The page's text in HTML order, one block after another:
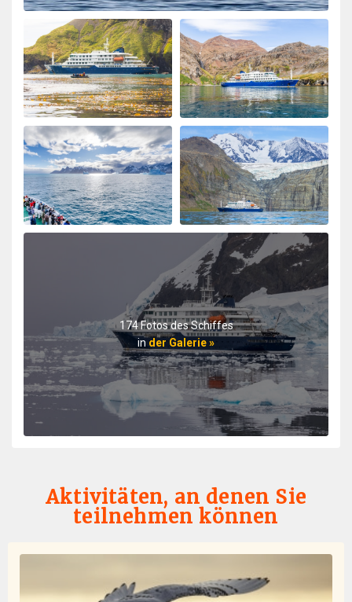
My Second Oceanwide Expedition!
durch John Zingrich Die Arktis
My August 2025 Arctic adventure was my second trip
with Oceanwide Expeditions. The first was aboard the
Plancius, this trip aboard the Hondius. It was no
surprise that this trip far exceeded all expectations for
comfort, delicious meals, and exciting adventures
ashore. The top notch expedition staff is knowledgable
and professional citing detailed information about
wildlife, terrain, and other aspects of the environment.
Daily lectures were informative and captivating.
Additionally, interactions with all other crew, dining,
and staff members were friendly and professional
delivering a first class experience. All are true
professionals. When the voyage ended, disembarking
the ship included lots of hugs and a few tears amongst
staff and passengers. It was indeed a very fine
adventure. In my estimation there is no finer fleet of
ships that are staffed with friendly, professional
174 Fotos des Schiffes
in der Galerie »
Aktivitäten, an denen Sie
teilnehmen können